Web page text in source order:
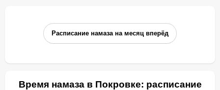
Расписание намаза на месяц вперёд
Время намаза в Покровке: расписание